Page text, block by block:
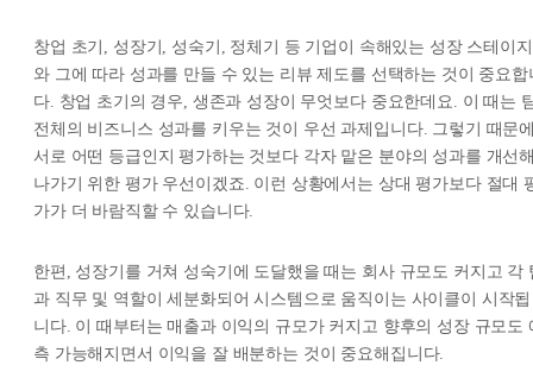
창업 초기, 성장기, 성숙기, 정체기 등 기업이 속해있는 성장 스테이지
와 그에 따라 성과를 만들 수 있는 리뷰 제도를 선택하는 것이 중요합
다. 창업 초기의 경우, 생존과 성장이 무엇보다 중요한데요. 이 때는
전체의 비즈니스 성과를 키우는 것이 우선 과제입니다. 그렇기 때문
서로 어떤 등급인지 평가하는 것보다 각자 맡은 분야의 성과를 개선
나가기 위한 평가 우선이겠죠. 이런 상황에서는 상대 평가보다 절대
가가 더 바람직할 수 있습니다.
한편, 성장기를 거쳐 성숙기에 도달했을 때는 회사 규모도 커지고 각
과 직무 및 역할이 세분화되어 시스템으로 움직이는 사이클이 시작됩
니다. 이 때부터는 매출과 이익의 규모가 커지고 향후의 성장 규모도
측 가능해지면서 이익을 잘 배분하는 것이 중요해집니다.